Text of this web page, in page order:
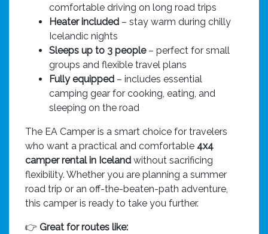
comfortable driving on long road trips
Heater included – stay warm during chilly
Icelandic nights
Sleeps up to 3 people– perfect for small
groups and flexible travel plans
Fully equipped – includes essential
camping gear for cooking, eating, and
sleeping on the road
The EA Camper is a smart choice for travelers
who want a practical and comfortable 4x4
camper rental in Iceland without sacrificing
flexibility. Whether you are planning a summer
road trip or an off-the-beaten-path adventure,
this camper is ready to take you further.
👉 Great for routes like: